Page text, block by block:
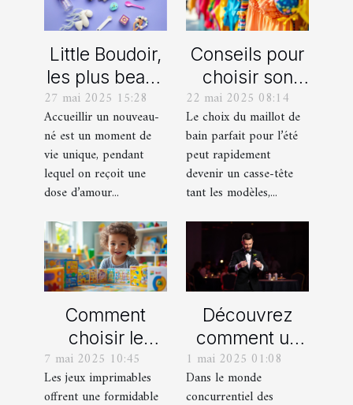
Little Boudoir,
les plus beaux
cadeaux de
naissance
personnalisés
!
27 mai 2025 15:28
Accueillir un nouveau-
né est un moment de
vie unique, pendant
lequel on reçoit une
dose d’amour...
Conseils pour
choisir son
maillot de bain
idéal pour l'été
22 mai 2025 08:14
Le choix du maillot de
bain parfait pour l’été
peut rapidement
devenir un casse-tête
tant les modèles,...
Comment
choisir le
meilleur jeu
imprimable
7 mai 2025 10:45
Les jeux imprimables
offrent une formidable
Découvrez
comment un
spectacle de
magie
1 mai 2025 01:08
Dans le monde
concurrentiel des